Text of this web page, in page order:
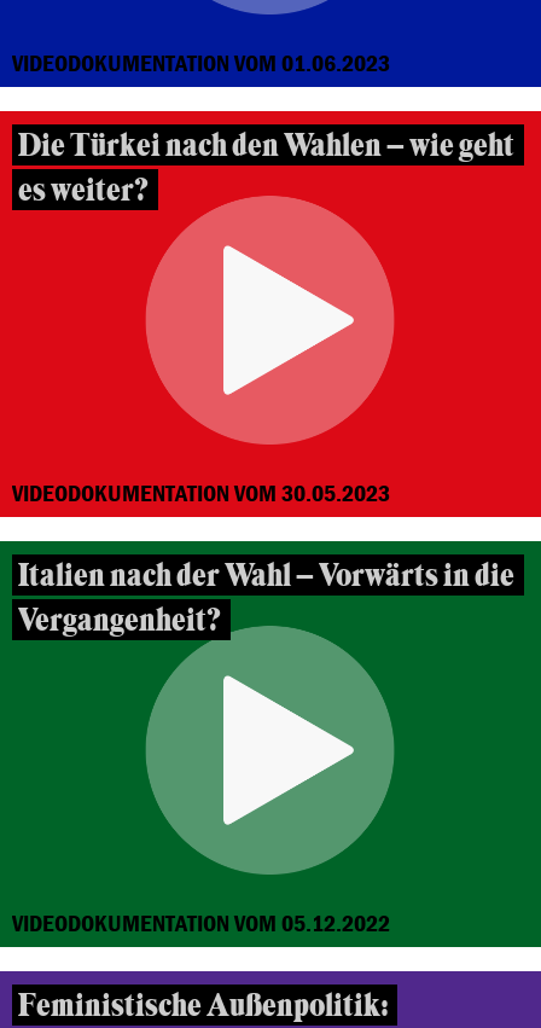
VIDEODOKUMENTATION VOM 01.06.2023
Die Türkei nach den Wahlen – wie geht
es weiter?
VIDEODOKUMENTATION VOM 30.05.2023
Italien nach der Wahl – Vorwärts in die
Vergangenheit?
VIDEODOKUMENTATION VOM 05.12.2022
Feministische Außenpolitik: